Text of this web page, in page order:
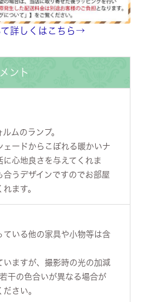
詳しくはこちら→
ント
ムのランプ。
ェードからこぼれる暖かいナ
心地良さを与えてくれま
合うデザインですのでお部屋
ます。
ている他の家具や小物等は含
いますが、撮影時の光の加減
干の色合いが異なる場合が
さい。